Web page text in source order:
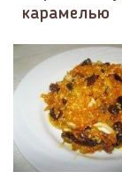
карамелью